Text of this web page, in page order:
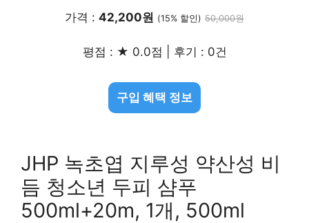
가격 : 42,200원 (15% 할인) 50,000원
평점 : ★ 0.0점 | 후기 : 0건
구입 혜택 정보
JHP 녹초엽 지루성 약산성 비
듬 청소년 두피 샴푸
500ml+20m, 1개, 500ml